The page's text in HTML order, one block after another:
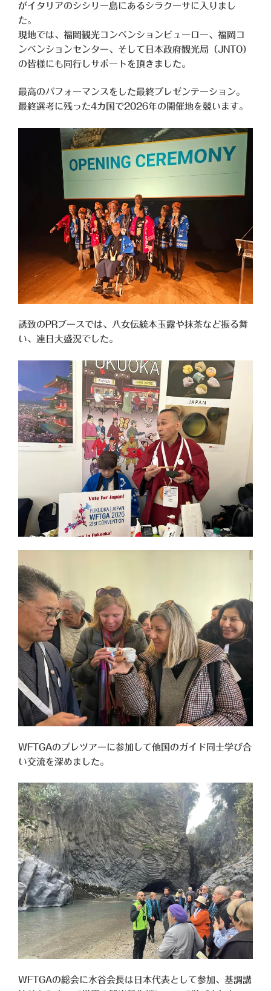
がイタリアのシシリー島にあるシラクーサに入りまし
た。
現地では、福岡観光コンベンションビューロー、福岡コ
ンベンションセンター、そして日本政府観光局（JNTO）
の皆様にも同行しサポートを頂きました。
最高のパフォーマンスをした最終プレゼンテーション。
最終選考に残った4カ国で2026年の開催地を競います。
誘致のPRブースでは、八女伝統本玉露や抹茶など振る舞
い、連日大盛況でした。
WFTGAのプレツアーに参加して他国のガイド同士学び合
い交流を深めました。
WFTGAの総会に水谷会長は日本代表として参加、基調講